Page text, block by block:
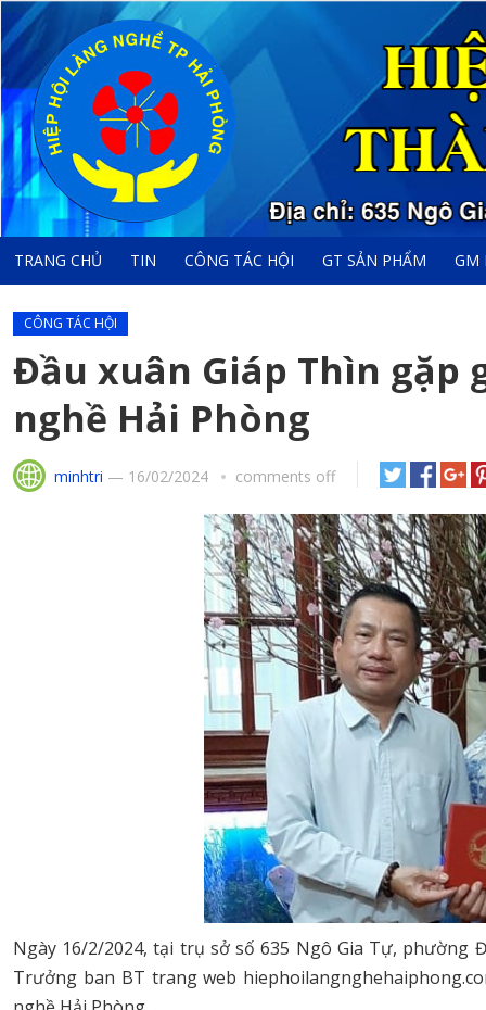
TRANG CHỦ TIN CÔNG TÁC HỘI GT SẢN PHẨM GM
CÔNG TÁC HỘI
Đầu xuân Giáp Thìn gặp
nghề Hải Phòng
minhtri — 16/02/2024 comments off
Ngày 16/2/2024, tại trụ sở số 635 Ngô Gia Tự, phường
Trưởng ban BT trang web